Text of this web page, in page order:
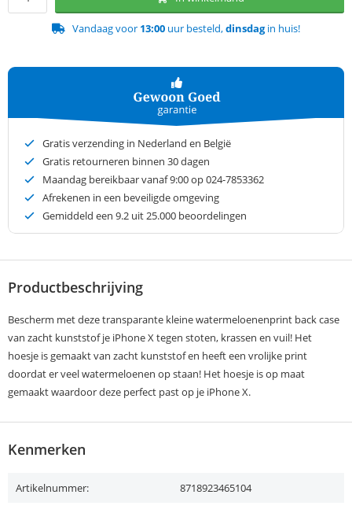
Vandaag voor 13:00 uur besteld,dinsdagin huis!
Gratis verzending in Nederland en België
Gratis retourneren binnen 30 dagen
Maandag bereikbaar vanaf 9:00 op 024-7853362
Afrekenen in een beveiligde omgeving
Gemiddeld een 9.2 uit 25.000 beoordelingen
Productbeschrijving
Bescherm met deze transparante kleine watermeloenenprint back case
van zacht kunststof je iPhone X tegen stoten, krassen en vuil! Het
hoesje is gemaakt van zacht kunststof en heeft een vrolijke print
doordat er veel watermeloenen op staan! Het hoesje is op maat
gemaakt waardoor deze perfect past op je iPhone X.
Kenmerken
Artikelnummer: 8718923465104